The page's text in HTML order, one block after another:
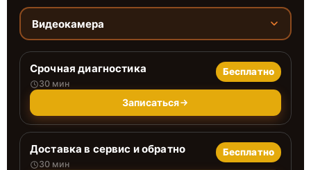
Видеокамера
Срочная диагностика
30 мин
Бесплатно
Записаться
Доставка в сервис и обратно
30 мин
Бесплатно